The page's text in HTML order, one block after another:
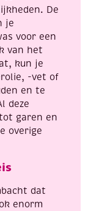
De
je
voor een
van het
kun je
-vet of
en te
deze
garen en
overige
dat
enorm